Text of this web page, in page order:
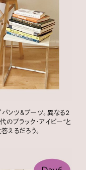
ンツ＆ブーツ。異なる2
のブラック・アイビー”と
えるだろう。